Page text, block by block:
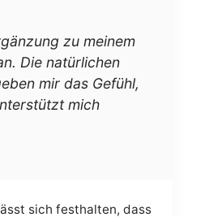
zu meinem
Die natürlichen
mir das Gefühl,
mich
sich festhalten, dass